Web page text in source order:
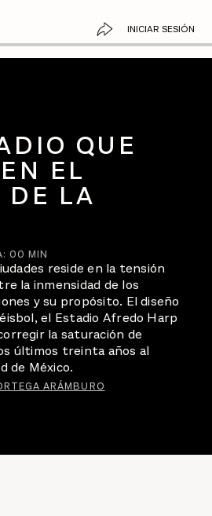
INICIAR SESIÓN
QUE
EL
DE LA
00 MIN
reside en la tensión
la inmensidad de los
y su propósito. El diseño
el Estadio Afredo Harp
la saturación de
últimos treinta años al
de México.
ARÁMBURO